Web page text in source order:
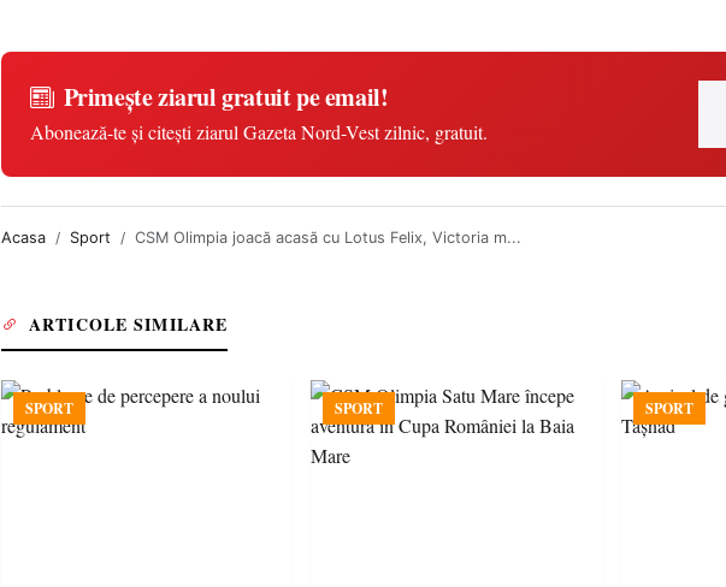
Primește ziarul gratuit pe email!
Abonează-te și citești ziarul Gazeta Nord-Vest zilnic, gratuit.
Acasa Sport CSM Olimpia joacă acasă cu Lotus Felix, Victoria m...
ARTICOLE SIMILARE
SPORT SPORT SPORT